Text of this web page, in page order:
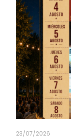
23/07/2026